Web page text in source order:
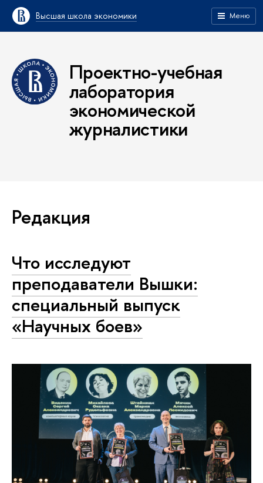
Высшая школа экономики Меню
Проектно-учебная
лаборатория
экономической
журналистики
Редакция
Что исследуют
преподаватели Вышки:
специальный выпуск
«Научных боев»